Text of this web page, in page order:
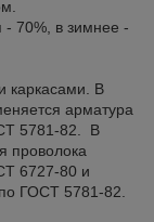
- 70%, в зимнее -
каркасами. В
арматура
5781-82. В
проволока
6727-80 и
ГОСТ 5781-82.